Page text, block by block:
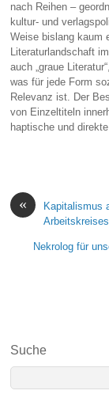
nach Reihen –
kultur- und
Weise bislang kaum
Literaturlandschaft
auch „graue
was für jede Form
Relevanz ist. Der
von Einzeltiteln
haptische und
«
Kapitalismus
Nekrolog für
Suche